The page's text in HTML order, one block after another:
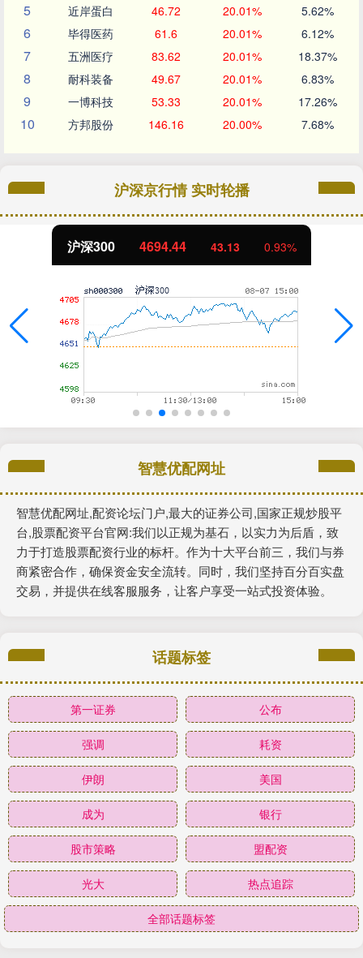
5 近岸蛋白 46.72 20.01% 5.62%
6 毕得医药 61.6 20.01% 6.12%
7 五洲医疗 83.62 20.01% 18.37%
8 耐科装备 49.67 20.01% 6.83%
9 一博科技 53.33 20.01% 17.26%
10 方邦股份 146.16 20.00% 7.68%
沪深京行情 实时轮播
沪深300 4694.44 43.13 0.93%
智慧优配网址
智慧优配网址,配资论坛门户,最大的证券公司,国家正规炒股平
台,股票配资平台官网:我们以正规为基石，以实力为后盾，致
力于打造股票配资行业的标杆。作为十大平台前三，我们与券
商紧密合作，确保资金安全流转。同时，我们坚持百分百实盘
交易，并提供在线客服服务，让客户享受一站式投资体验。
话题标签
第一证券 公布
强调 耗资
伊朗 美国
成为 银行
股市策略 盟配资
光大 热点追踪
全部话题标签